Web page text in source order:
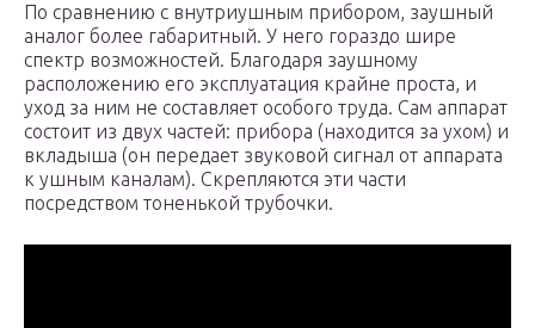
По сравнению с внутриушным прибором, заушный
аналог более габаритный. У него гораздо шире
спектр возможностей. Благодаря заушному
расположению его эксплуатация крайне проста, и
уход за ним не составляет особого труда. Сам аппарат
состоит из двух частей: прибора (находится за ухом) и
вкладыша (он передает звуковой сигнал от аппарата
к ушным каналам). Скрепляются эти части
посредством тоненькой трубочки.